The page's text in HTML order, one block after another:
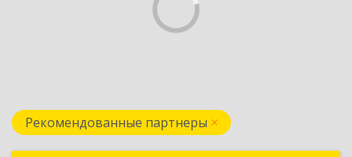
Рекомендованные партнеры